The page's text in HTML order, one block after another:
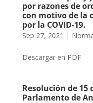
por razones de
con motivo de la
por la COVID-19.
Sep 27, 2021 |
Descargar en PDF
Resolución de 15
Parlamento de